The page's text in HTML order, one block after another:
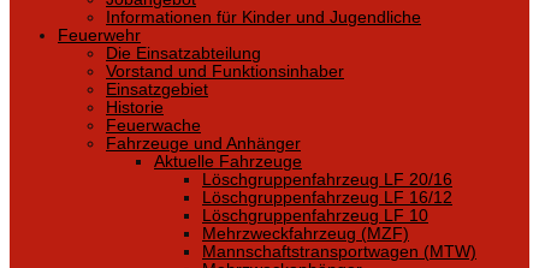
Informationen für Kinder und Jugendliche
Feuerwehr
Die Einsatzabteilung
Vorstand und Funktionsinhaber
Einsatzgebiet
Historie
Feuerwache
Fahrzeuge und Anhänger
Aktuelle Fahrzeuge
Löschgruppenfahrzeug LF 20/16
Löschgruppenfahrzeug LF 16/12
Löschgruppenfahrzeug LF 10
Mehrzweckfahrzeug (MZF)
Mannschaftstransportwagen (MTW)